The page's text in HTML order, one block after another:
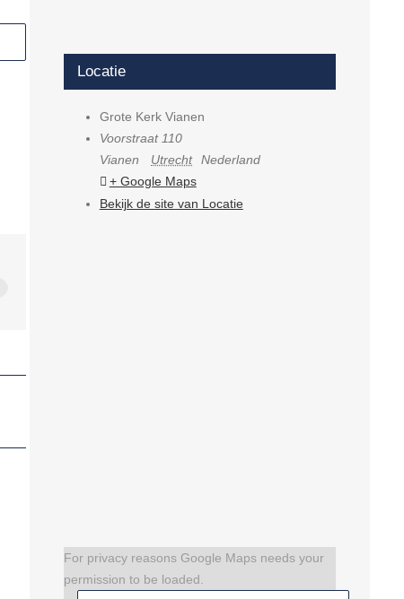
Locatie
Grote Kerk Vianen
Voorstraat 110
Vianen
Utrecht
Nederland
+ Google Maps
Bekijk de site van Locatie
For privacy reasons Google Maps needs your
permission to be loaded.